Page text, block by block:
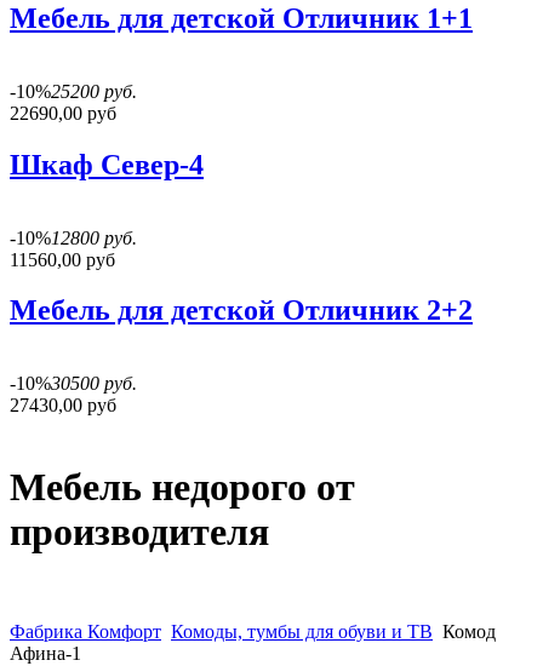
Мебель для детской Отличник 1+1
-10%25200 руб.
22690,00 руб
Шкаф Север-4
-10%12800 руб.
11560,00 руб
Мебель для детской Отличник 2+2
-10%30500 руб.
27430,00 руб
Мебель недорого от
производителя
Фабрика Комфорт Комоды, тумбы для обуви и ТВ Комод
Афина-1